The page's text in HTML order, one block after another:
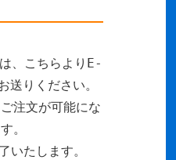
、こちらよりE-
りください。
注文が可能にな
。
いたします。